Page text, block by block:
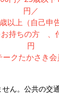
円／
以上（自己申
お持ちの方 、
円
ークたかさき
ん。公共の交